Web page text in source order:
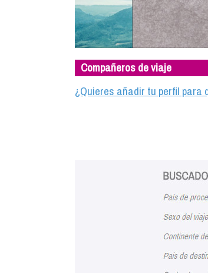
Compañeros de viaje
¿Quieres añadir tu perfil para